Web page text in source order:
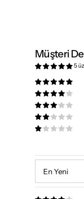
Müşteri
5
Sort by